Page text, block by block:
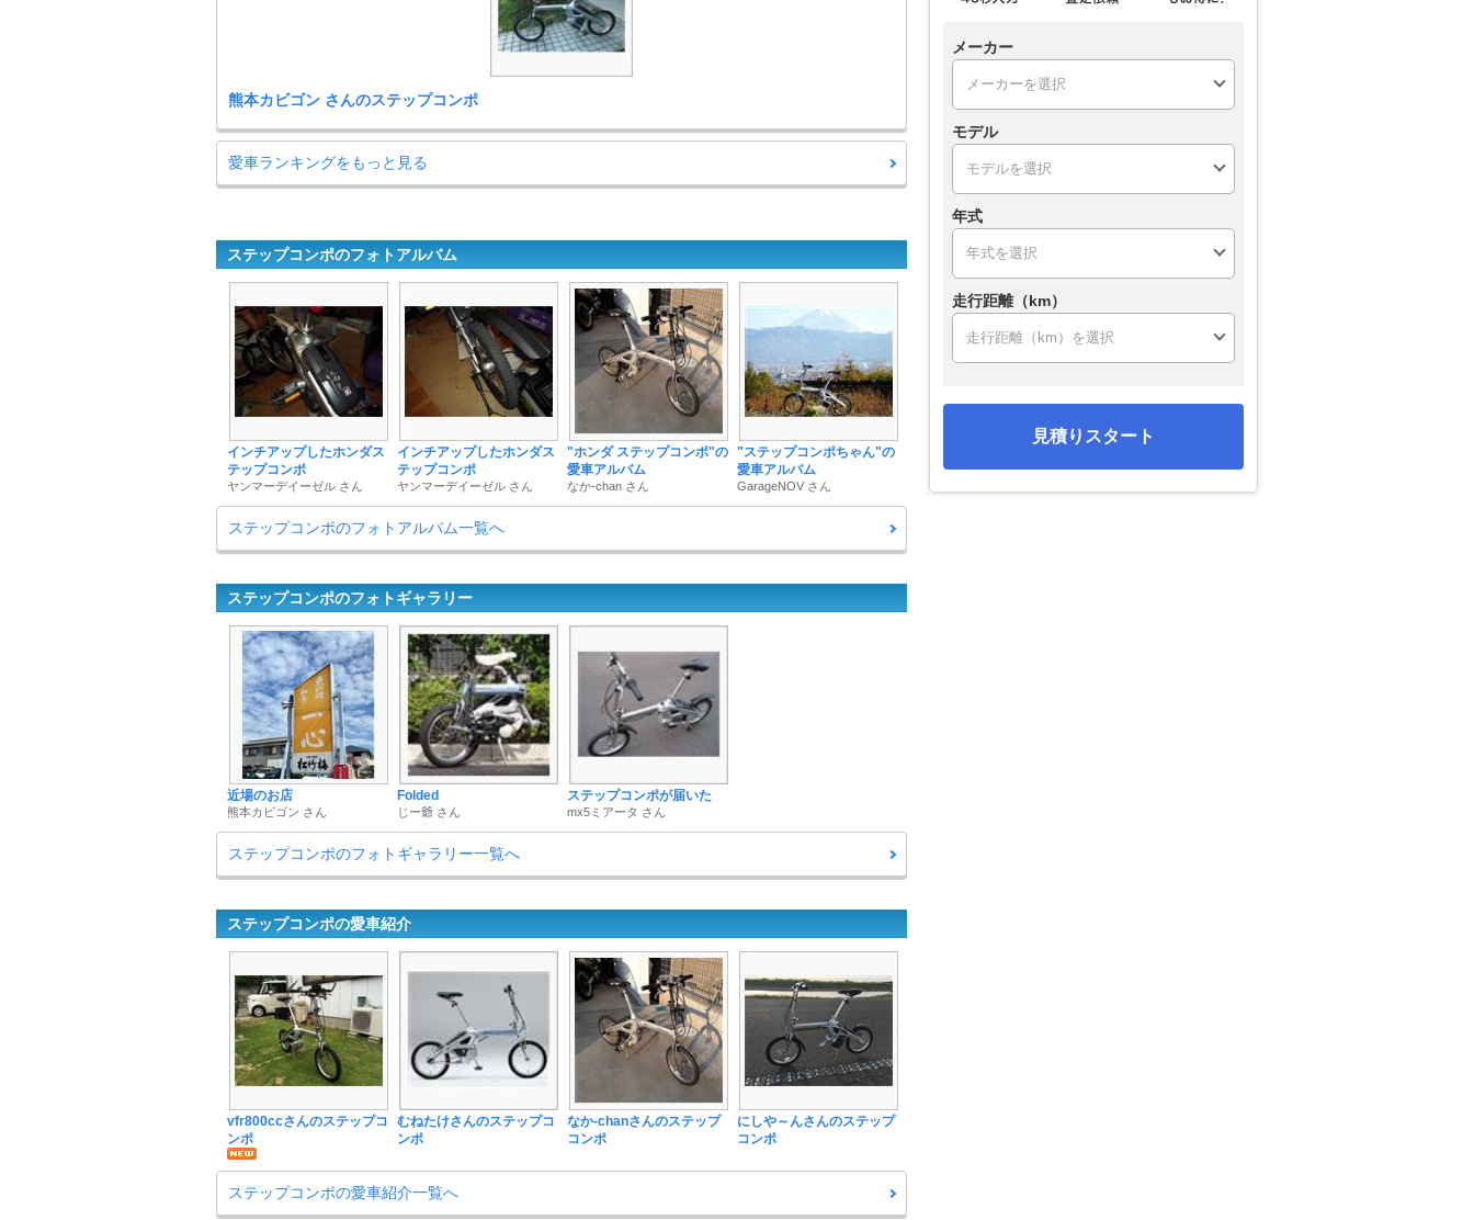
熊本カビゴン さんのステップコンポ
愛車ランキングをもっと見る
ステップコンポのフォトアルバム
インチアップしたホンダス
テップコンポ
ヤンマーデイーゼル さん
インチアップしたホンダス
テップコンポ
ヤンマーデイーゼル さん
"ホンダ ステップコンポ"の
愛車アルバム
なか-chan さん
"ステップコンポちゃん"の
愛車アルバム
GarageNOV さん
ステップコンポのフォトアルバム一覧へ
ステップコンポのフォトギャラリー
近場のお店
熊本カビゴン さん
Folded
じー爺 さん
ステップコンポが届いた
mx5ミアータ さん
ステップコンポのフォトギャラリー一覧へ
ステップコンポの愛車紹介
vfr800ccさんのステップコ
ンポ
むねたけさんのステップコ
ンポ
なか-chanさんのステップ
コンポ
にしや～んさんのステップ
コンポ
ステップコンポの愛車紹介一覧へ
メーカー
モデル
年式
走行距離（km）
見積りスタート